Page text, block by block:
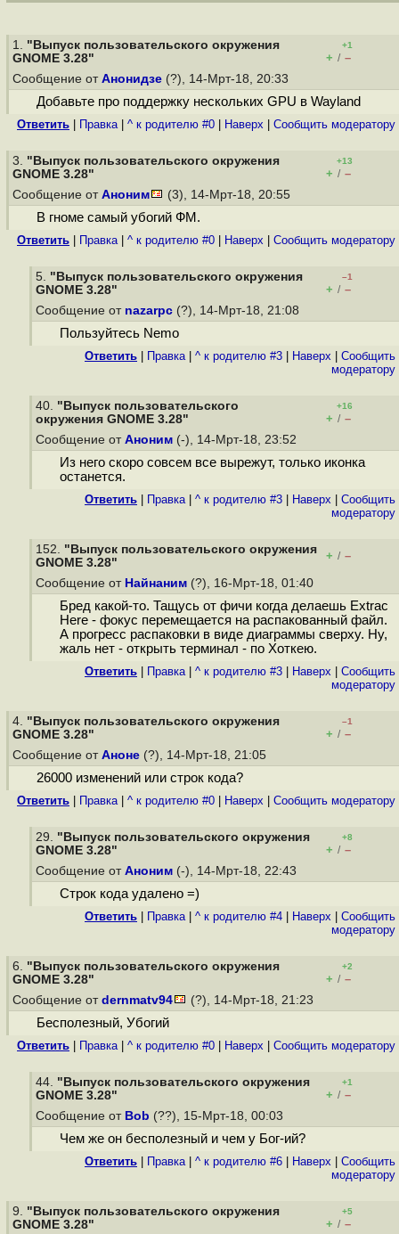
1. "Выпуск пользовательского окружения
GNOME 3.28"
+1
+ / –
Сообщение от Анонидзе (?), 14-Мрт-18, 20:33
Добавьте про поддержку нескольких GPU в Wayland
Ответить Правка| ^ к родителю #0 Наверх Cообщить модератору
3. "Выпуск пользовательского окружения
GNOME 3.28"
+13
+ / –
Сообщение от Аноним (3), 14-Мрт-18, 20:55
В гноме самый убогий ФМ.
Ответить Правка| ^ к родителю #0 Наверх Cообщить модератору
5. "Выпуск пользовательского окружения
GNOME 3.28"
–1
+ / –
Сообщение от nazarpc (?), 14-Мрт-18, 21:08
Пользуйтесь Nemo
Ответить Правка| ^ к родителю #3 Наверх
Cообщить
модератору
40. "Выпуск пользовательского
окружения GNOME 3.28"
+16
+ / –
Сообщение от Аноним (-), 14-Мрт-18, 23:52
Из него скоро совсем все вырежут, только иконка
останется.
Ответить Правка| ^ к родителю #3 Наверх
Cообщить
модератору
152. "Выпуск пользовательского окружения
GNOME 3.28"
+ / –
Сообщение от Найнаним (?), 16-Мрт-18, 01:40
Бред какой-то. Тащусь от фичи когда делаешь Extrac
Here - фокус перемещается на распакованный файл.
А прогресс распаковки в виде диаграммы сверху. Ну,
жаль нет - открыть терминал - по Хоткею.
Ответить Правка| ^ к родителю #3 Наверх
Cообщить
модератору
4. "Выпуск пользовательского окружения
GNOME 3.28"
–1
+ / –
Сообщение от Аноне (?), 14-Мрт-18, 21:05
26000 изменений или строк кода?
Ответить Правка| ^ к родителю #0 Наверх Cообщить модератору
29. "Выпуск пользовательского окружения
GNOME 3.28"
+8
+ / –
Сообщение от Аноним (-), 14-Мрт-18, 22:43
Строк кода удалено =)
Ответить Правка| ^ к родителю #4 Наверх
Cообщить
модератору
6. "Выпуск пользовательского окружения
GNOME 3.28"
+2
+ / –
Сообщение от dernmatv94 (?), 14-Мрт-18, 21:23
Бесполезный, Убогий
Ответить Правка| ^ к родителю #0 Наверх Cообщить модератору
44. "Выпуск пользовательского окружения
GNOME 3.28"
+1
+ / –
Сообщение от Bob (??), 15-Мрт-18, 00:03
Чем же он бесполезный и чем у Бог-ий?
Ответить Правка| ^ к родителю #6 Наверх
Cообщить
модератору
9. "Выпуск пользовательского окружения
GNOME 3.28"
+5
+ / –